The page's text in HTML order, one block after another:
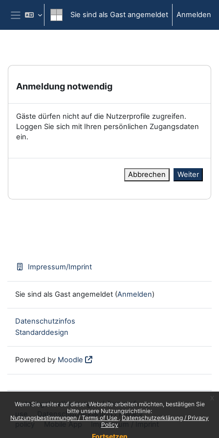
Zum Hauptinhalt
Wenn Sie weiter auf dieser Webseite arbeiten möchten, bestätigen Sie
bitte unsere Nutzungsrichtlinie:
Nutzungsbestimmungen / Terms of Use
Datenschutzerklärung / Privacy
Policy
Fortsetzen
Website-Übersicht
Sie sind als Gast angemeldet Anmelden
Anmeldung notwendig
Gäste dürfen nicht auf die Nutzerprofile zugreifen.
Loggen Sie sich mit Ihren persönlichen Zugangsdaten
ein.
Abbrechen Weiter
Impressum/Imprint
Sie sind als Gast angemeldet (Anmelden)
Datenschutzinfos
Standarddesign
Powered by Moodle
Nutzungsbestimmungen / Terms of
use
Datenschutzerklärung / Privacy
policy
Mobile App Impressum / Imprint